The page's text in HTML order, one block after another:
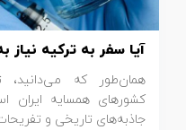
آیا سفر به ترکیه نیاز
همان‌طور که می‌دانید،
کشورهای همسایه ایران
جاذبه‌های تاریخی و